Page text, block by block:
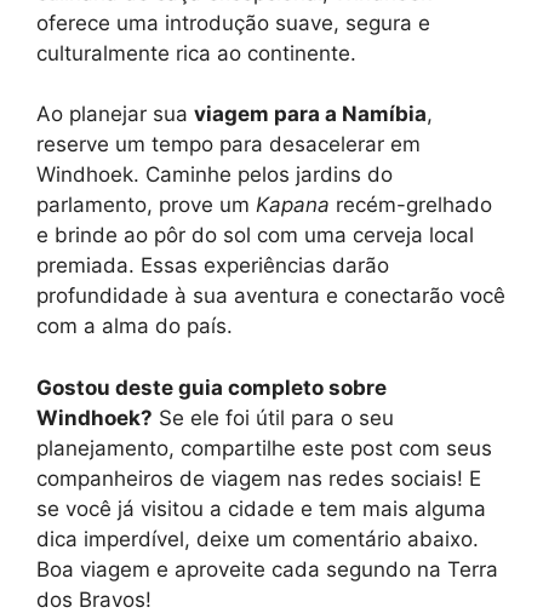
oferece uma introdução suave, segura e
culturalmente rica ao continente.
Ao planejar sua viagem para a Namíbia,
reserve um tempo para desacelerar em
Windhoek. Caminhe pelos jardins do
parlamento, prove um Kapana recém-grelhado
e brinde ao pôr do sol com uma cerveja local
premiada. Essas experiências darão
profundidade à sua aventura e conectarão você
com a alma do país.
Gostou deste guia completo sobre
Windhoek? Se ele foi útil para o seu
planejamento, compartilhe este post com seus
companheiros de viagem nas redes sociais! E
se você já visitou a cidade e tem mais alguma
dica imperdível, deixe um comentário abaixo.
Boa viagem e aproveite cada segundo na Terra
dos Bravos!